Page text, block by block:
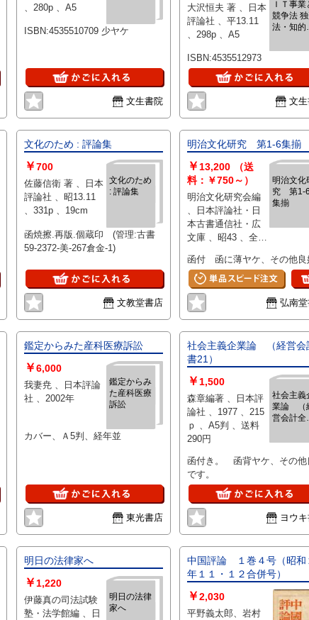
、280p 、A5
ISBN:4535510709 少ヤケ
文生書院
ＩＴ事業
競争法
法・知的
者契約法
大沢恒夫 著 、日本
評論社 、平13.11
、298p 、A5
ISBN:4535512973
文
文化のため : 評論集
文化のため
: 評論集
￥700
佐藤信衛 著 、日本
評論社 、昭13.11
、331p 、19cm
函焼擦.再版.個蔵印 (管理:古書
59-2372-美-267倉金-1)
文教堂書店
明治文化研究 第1-6集揃
明治文化
究 第1-6
集揃
￥13,200
（送
料：￥750～）
明治文化研究会編
、日本評論社・日
本古書通信社・広
文庫 、昭43 、全6
函付 函に薄ヤケ、その他
弘南
鑑定からみた産科医療訴訟
鑑定からみ
た産科医療
訴訟
￥6,000
我妻尭 、日本評論
社 、2002年
カバー、Ａ5判、経年並
東光書店
社会主義企業論 （経営会
書21）
社会主義
業論 （
営会計全
￥1,500
森章編著 、日本評
論社 、1977 、215
ｐ 、A5判 、送料
290円
函付き。 函背ヤケ、その他
です。
ヨウ
明日の法律家へ
明日の法律
家へ
￥ 1,220
伊藤真の司法試験
塾・法学館編 、日
中国評論 １巻４号（昭和
年１１・１２合併号）
￥2,030
平野義太郎、岩村